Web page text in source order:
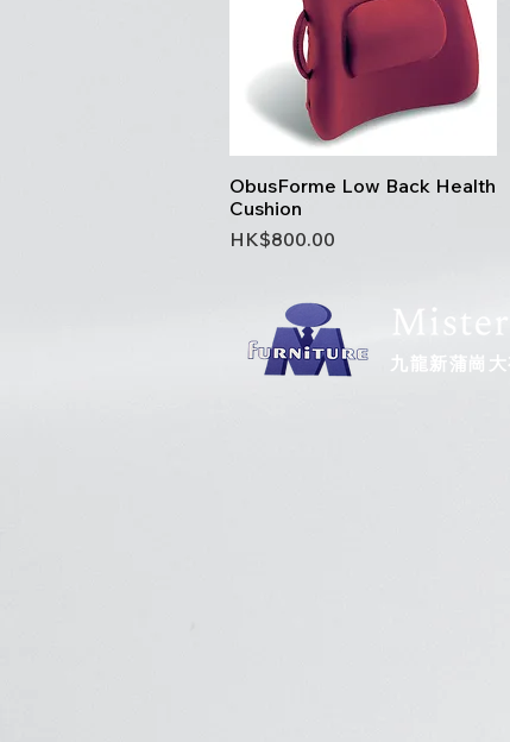
Quick View
ObusForme Low Back Health
Cushion
Price
HK$800.00
九龍新蒲崗